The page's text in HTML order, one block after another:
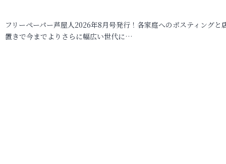
フリーペーパー芦屋人2026年8月号発行！各家庭へのポスティングと
置きで今までよりさらに幅広い世代に…